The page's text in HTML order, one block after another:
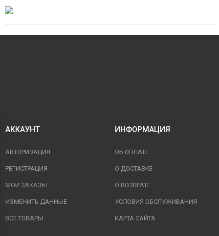
АККАУНТ
АВТОРИЗАЦИЯ
РЕГИСТРАЦИЯ
МОИ ЗАКАЗЫ
ИЗМЕНИТЬ ДАННЫЕ
ВСЕ ТОВАРЫ
ИНФОРМАЦИЯ
ОБ ОПЛАТЕ
О ДОСТАВКЕ
О ВОЗВРАТЕ
УСЛОВИЯ ОБСЛУЖИВАНИЯ
КАРТА САЙТА